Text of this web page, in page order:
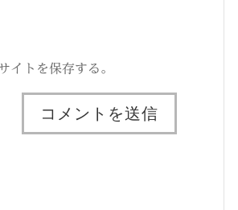
イトを保存する。